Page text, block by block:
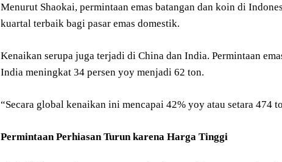
Menurut Shaokai, permintaan emas batangan dan koin di
kuartal terbaik bagi pasar emas domestik.
Kenaikan serupa juga terjadi di China dan India. Permintaan
India meningkat 34 persen yoy menjadi 62 ton.
“Secara global kenaikan ini mencapai 42% yoy atau setara 474
Permintaan Perhiasan Turun karena Harga Tinggi